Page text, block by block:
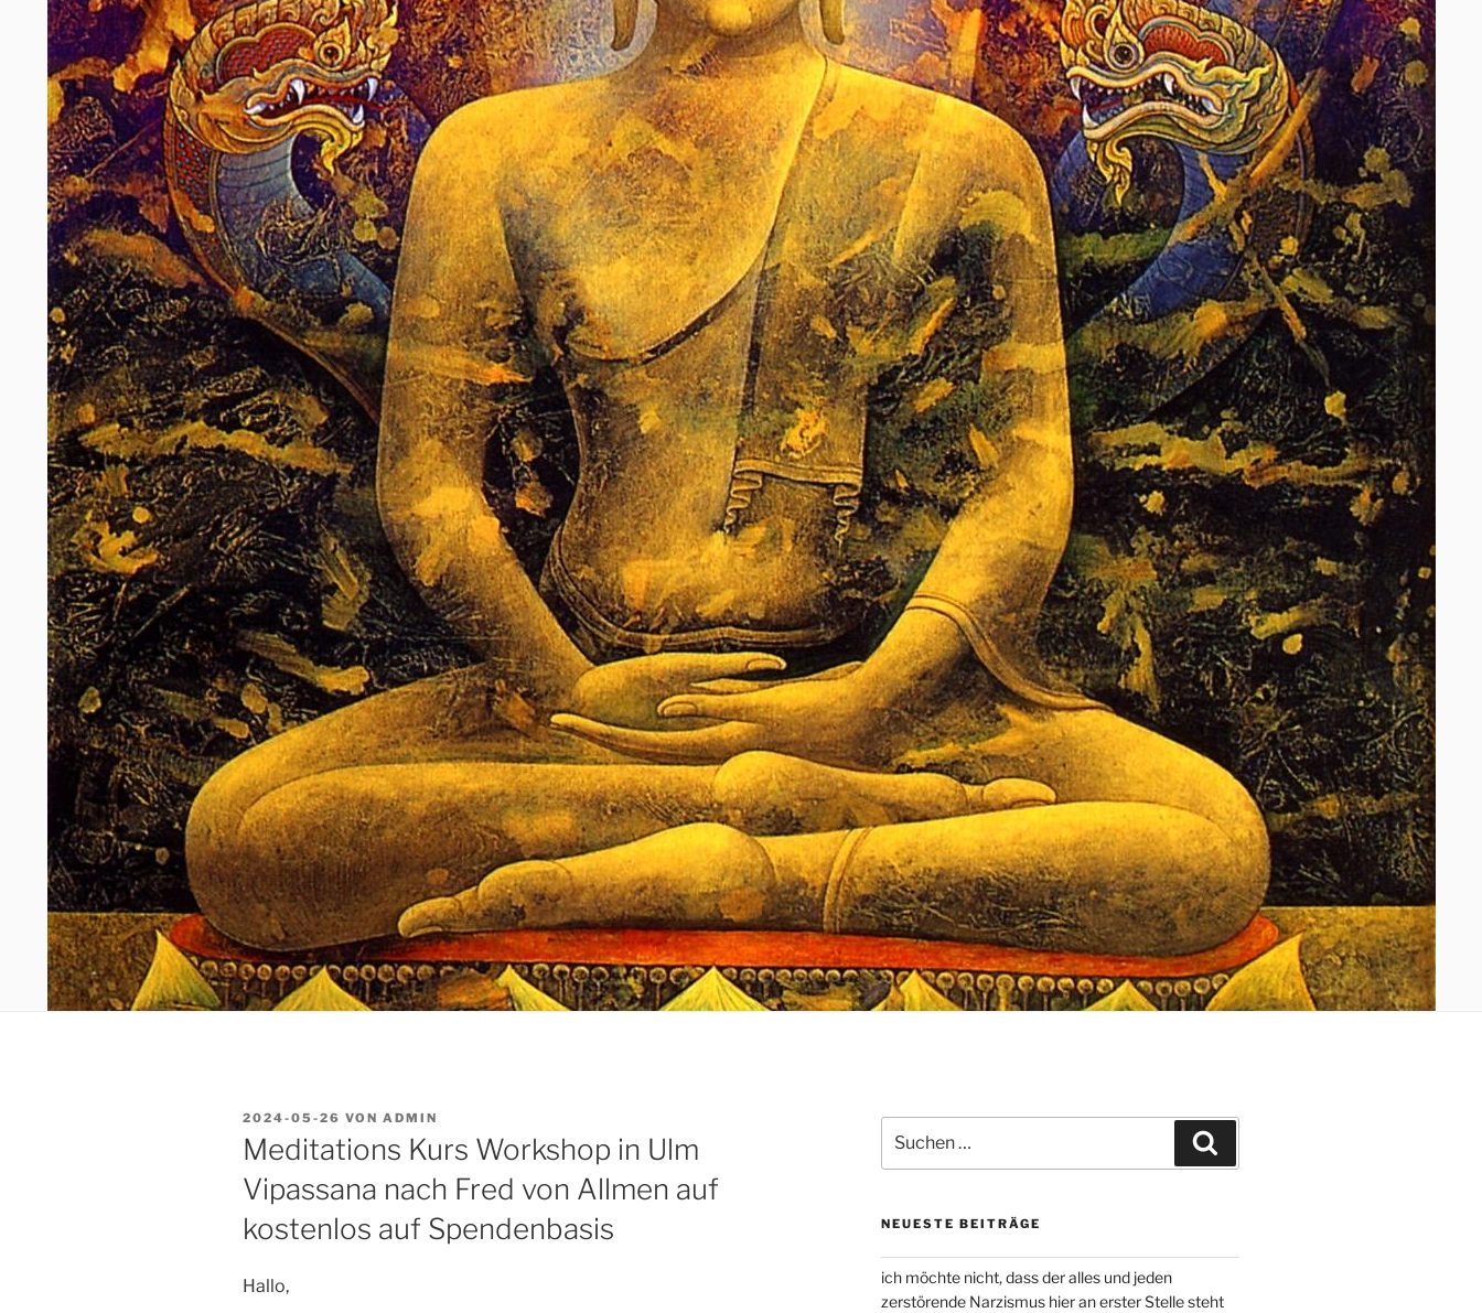
VERÖFFENTLICHT
AM
2024-05-26 VON ADMIN
Meditations Kurs Workshop in Ulm
Vipassana nach Fred von Allmen auf
kostenlos auf Spendenbasis
Hallo,
nach:
NEUESTE BEITRÄGE
ich möchte nicht, dass der alles und jeden
zerstörende Narzismus hier an erster Stelle steht